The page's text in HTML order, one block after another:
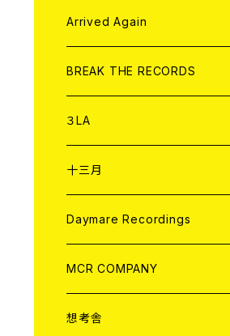
アパレル
書籍
DIGITAL CONTENTS
CD
アナログ
Arrived Again
CD
アナログ
BREAK THE RECORDS
CD
ANALOG
アパレル
３LA
CD
ANALOG
十三月
CD
ANALOG
Daymare Recordings
CD
ANALOG
MCR COMPANY
CD
想考舎